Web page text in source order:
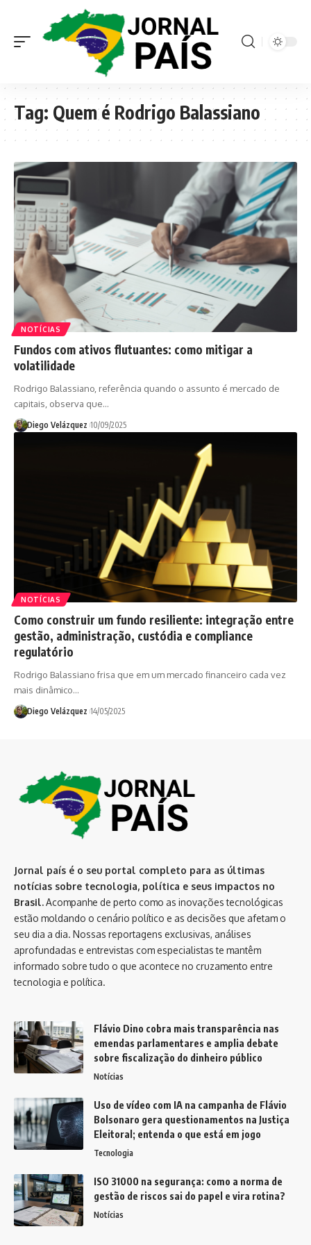
Tag: Quem é Rodrigo Balassiano
NOTÍCIAS
Fundos com ativos flutuantes: como mitigar a
volatilidade
Rodrigo Balassiano, referência quando o assunto é mercado de
capitais, observa que…
Diego Velázquez 10/09/2025
NOTÍCIAS
Como construir um fundo resiliente: integração entre
gestão, administração, custódia e compliance
regulatório
Rodrigo Balassiano frisa que em um mercado financeiro cada vez
mais dinâmico…
Diego Velázquez 14/05/2025
Jornal país é o seu portal completo para as últimas
notícias sobre tecnologia, política e seus impactos no
Brasil.Acompanhe de perto como as inovações tecnológicas
estão moldando o cenário político e as decisões que afetam o
seu dia a dia. Nossas reportagens exclusivas, análises
aprofundadas e entrevistas com especialistas te mantêm
informado sobre tudo o que acontece no cruzamento entre
tecnologia e política.
Flávio Dino cobra mais transparência nas
emendas parlamentares e amplia debate
sobre fiscalização do dinheiro público
Notícias
Uso de vídeo com IA na campanha de Flávio
Bolsonaro gera questionamentos na Justiça
Eleitoral; entenda o que está em jogo
Tecnologia
ISO 31000 na segurança: como a norma de
gestão de riscos sai do papel e vira rotina?
Notícias